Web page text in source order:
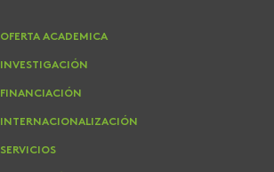
OFERTA ACADEMICA
INVESTIGACIÓN
FINANCIACIÓN
INTERNACIONALIZACIÓN
SERVICIOS